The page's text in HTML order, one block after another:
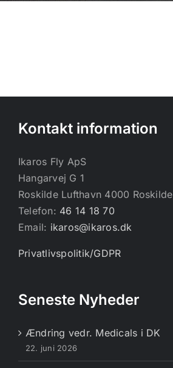
Kontakt information
Ikaros Fly ApS
Hangarvej G 1
Roskilde Lufthavn 4000 Roskilde
Telefon: 46 14 18 70
Email: ikaros@ikaros.dk
Privatlivspolitik/GDPR
Seneste Nyheder
Ændring vedr. Medicals i DK
22. juni 2026